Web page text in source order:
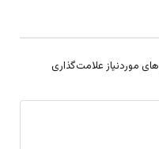
موردنیاز علامت‌گذاری